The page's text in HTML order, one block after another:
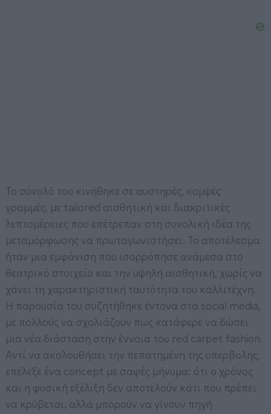
Το σύνολό του κινήθηκε σε αυστηρές, κομψές
γραμμές, με tailored αισθητική και διακριτικές
λεπτομέρειες που επέτρεπαν στη συνολική ιδέα της
μεταμόρφωσης να πρωταγωνιστήσει. Το αποτέλεσμα
ήταν μια εμφάνιση που ισορρόπησε ανάμεσα στο
θεατρικό στοιχείο και την υψηλή αισθητική, χωρίς να
χάνει τη χαρακτηριστική ταυτότητα του καλλιτέχνη.
Η παρουσία του συζητήθηκε έντονα στα social media,
με πολλούς να σχολιάζουν πως κατάφερε να δώσει
μια νέα διάσταση στην έννοια του red carpet fashion.
Αντί να ακολουθήσει την πεπατημένη της υπερβολής,
επέλεξε ένα concept με σαφές μήνυμα: ότι ο χρόνος
και η φυσική εξέλιξη δεν αποτελούν κάτι που πρέπει
να κρύβεται, αλλά μπορούν να γίνουν πηγή